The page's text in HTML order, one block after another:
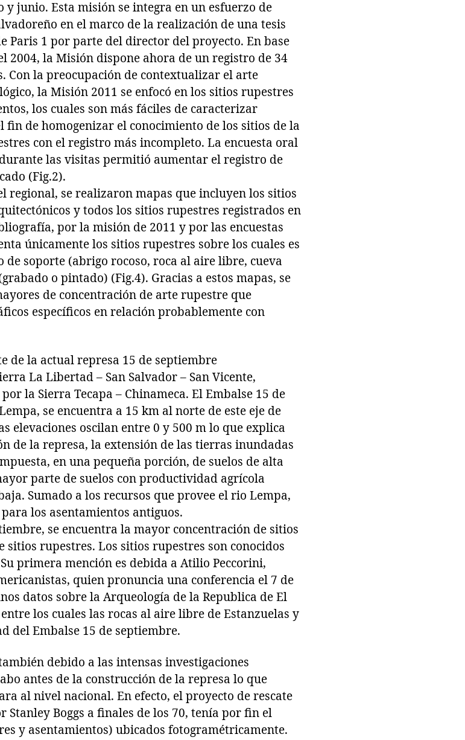
junio. Esta misión se integra en un esfuerzo de
en el marco de la realización de una tesis
Paris 1 por parte del director del proyecto. En base
2004, la Misión dispone ahora de un registro de 34
Con la preocupación de contextualizar el arte
la Misión 2011 se enfocó en los sitios rupestres
los cuales son más fáciles de caracterizar
fin de homogenizar el conocimiento de los sitios de la
con el registro más incompleto. La encuesta oral
las visitas permitió aumentar el registro de
(Fig.2).
regional, se realizaron mapas que incluyen los sitios
y todos los sitios rupestres registrados en
por la misión de 2011 y por las encuestas
únicamente los sitios rupestres sobre los cuales es
soporte (abrigo rocoso, roca al aire libre, cueva
o pintado) (Fig.4). Gracias a estos mapas, se
de concentración de arte rupestre que
específicos en relación probablemente con
de la actual represa 15 de septiembre
La Libertad – San Salvador – San Vicente,
la Sierra Tecapa – Chinameca. El Embalse 15 de
se encuentra a 15 km al norte de este eje de
elevaciones oscilan entre 0 y 500 m lo que explica
de la represa, la extensión de las tierras inundadas
en una pequeña porción, de suelos de alta
parte de suelos con productividad agrícola
Sumado a los recursos que provee el rio Lempa,
los asentamientos antiguos.
se encuentra la mayor concentración de sitios
sitios rupestres. Los sitios rupestres son conocidos
primera mención es debida a Atilio Peccorini,
quien pronuncia una conferencia el 7 de
datos sobre la Arqueología de la Republica de El
los cuales las rocas al aire libre de Estanzuelas y
del Embalse 15 de septiembre.
debido a las intensas investigaciones
antes de la construcción de la represa lo que
al nivel nacional. En efecto, el proyecto de rescate
Boggs a finales de los 70, tenía por fin el
y asentamientos) ubicados fotogramétricamente.